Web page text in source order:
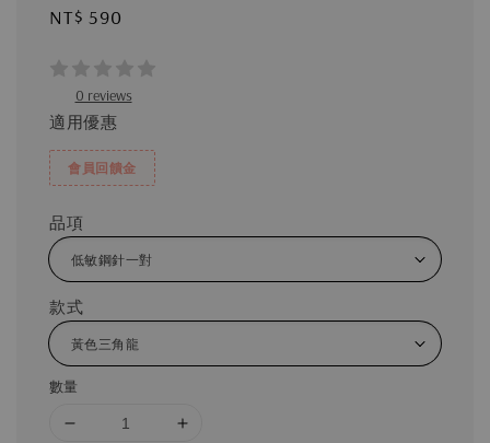
Regular
NT$ 590
0 reviews
適用優惠
會員回饋金
品項
款式
數量